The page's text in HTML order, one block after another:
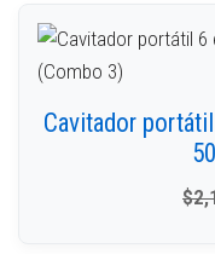
Cavitador
$